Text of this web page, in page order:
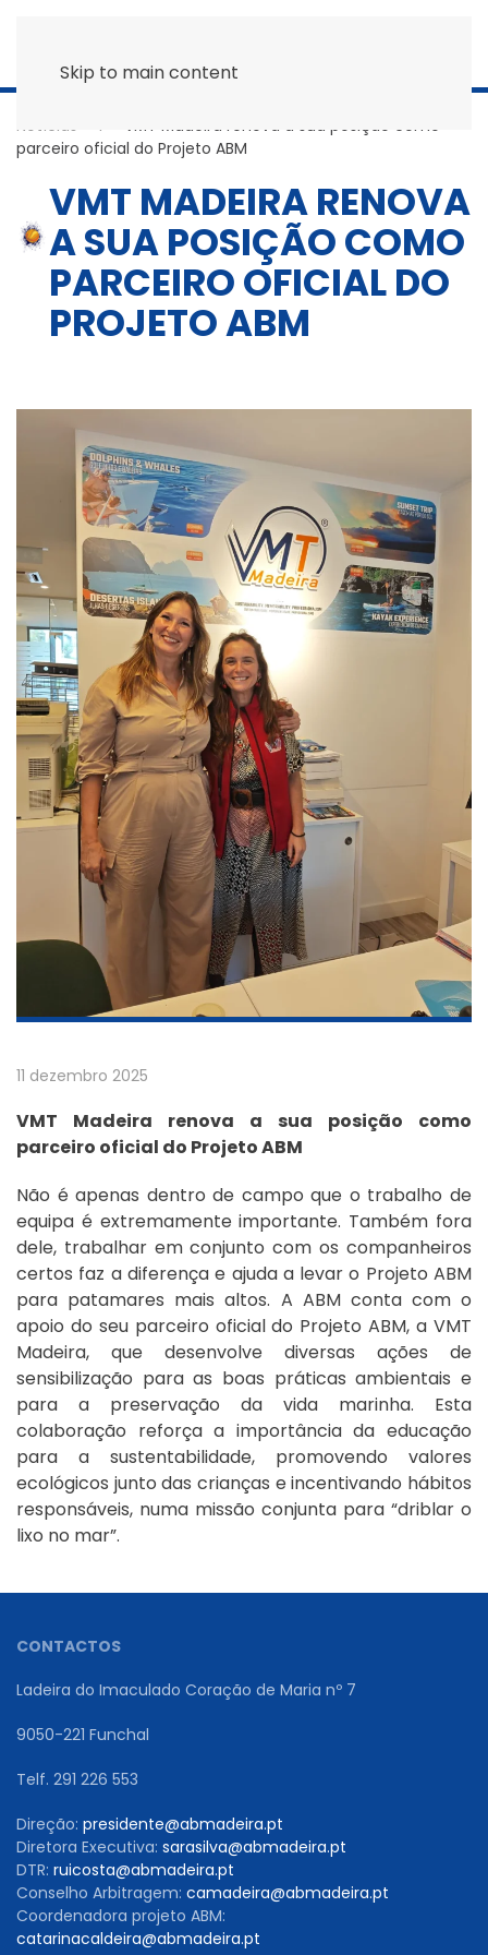
Skip to main content
Notícias
VMT Madeira renova a sua posição como
parceiro oficial do Projeto ABM
VMT MADEIRA RENOVA
A SUA POSIÇÃO COMO
PARCEIRO OFICIAL DO
PROJETO ABM
11 dezembro 2025
VMT Madeira renova a sua posição como
parceiro oficial do Projeto ABM
Não é apenas dentro de campo que o trabalho de
equipa é extremamente importante. Também fora
dele, trabalhar em conjunto com os companheiros
certos faz a diferença e ajuda a levar o Projeto ABM
para patamares mais altos. A ABM conta com o
apoio do seu parceiro oficial do Projeto ABM, a VMT
Madeira, que desenvolve diversas ações de
sensibilização para as boas práticas ambientais e
para a preservação da vida marinha. Esta
colaboração reforça a importância da educação
para a sustentabilidade, promovendo valores
ecológicos junto das crianças e incentivando hábitos
responsáveis, numa missão conjunta para “driblar o
lixo no mar”.
CONTACTOS
Ladeira do Imaculado Coração de Maria nº 7
9050-221 Funchal
Telf. 291 226 553
Direção: presidente@abmadeira.pt
Diretora Executiva: sarasilva@abmadeira.pt
DTR: ruicosta@abmadeira.pt
Conselho Arbitragem: camadeira@abmadeira.pt
Coordenadora projeto ABM:
catarinacaldeira@abmadeira.pt